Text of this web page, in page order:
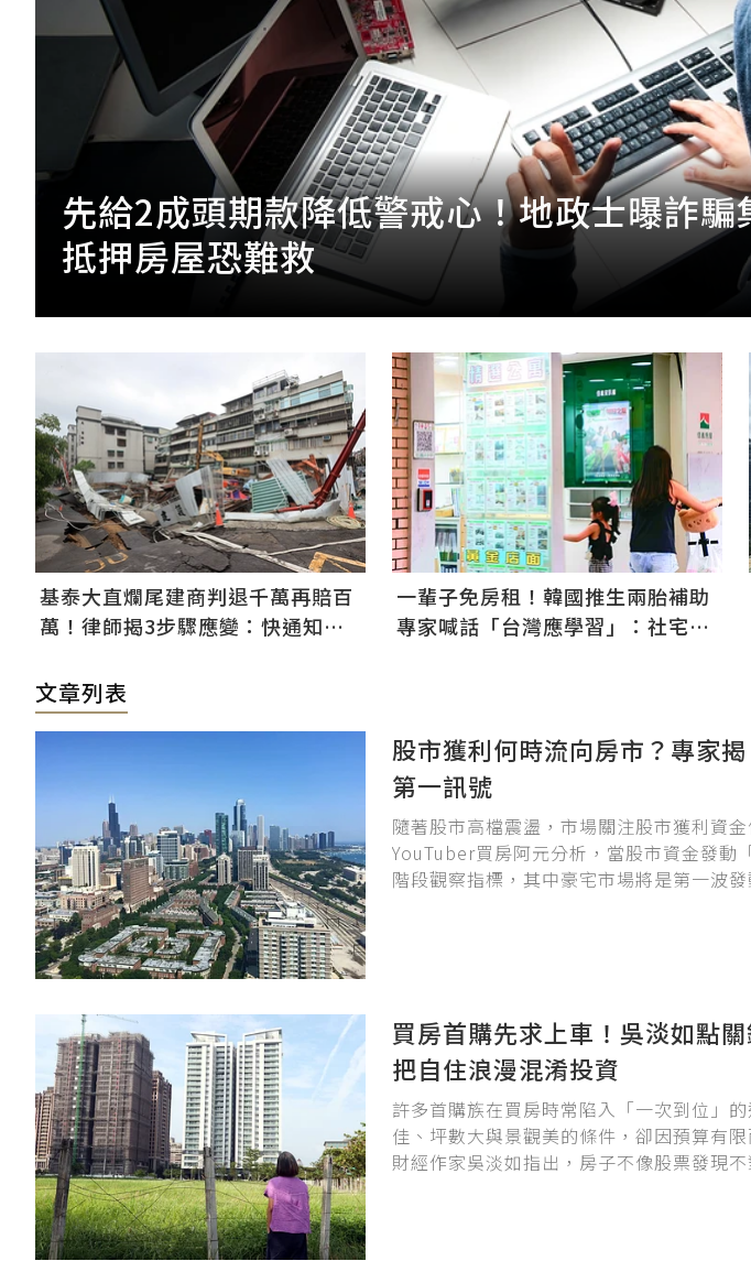
先給2成頭期款降低警戒心！地政士曝詐
抵押房屋恐難救
基泰大直爛尾建商判退千萬再賠百
萬！律師揭3步驟應變：快通知銀
一輩子免房租！韓國推生兩胎補助
專家喊話「台灣應學習」：社宅僅
文章列表
股市獲利何時流向房市？專家
第一訊號
隨著股市高檔震盪，市場關注股市獲利資
YouTuber買房阿元分析，當股市資金發動
階段觀察指標，其中豪宅市場將是第一波發
買房首購先求上車！吳淡如點
把自住浪漫混淆投資
許多首購族在買房時常陷入「一次到位」
佳、坪數大與景觀美的條件，卻因預算有
財經作家吳淡如指出，房子不像股票發現